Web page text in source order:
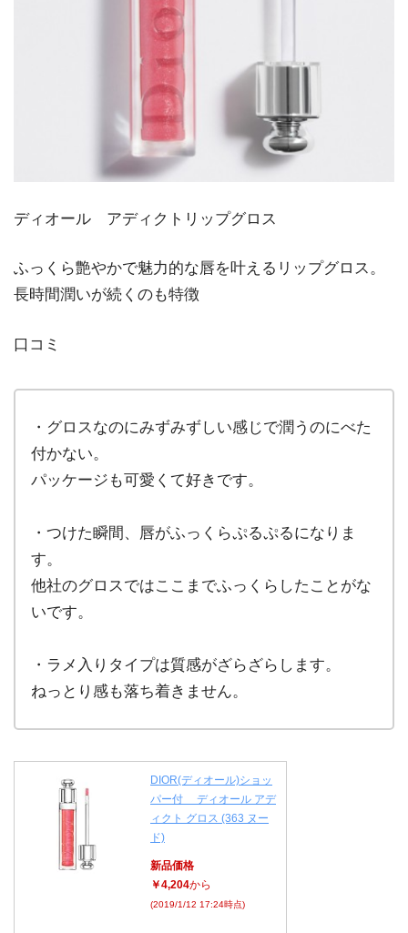
ディオール アディクトリップグロス
ふっくら艶やかで魅力的な唇を叶えるリップグロス。
長時間潤いが続くのも特徴
口コミ
・グロスなのにみずみずしい感じで潤うのにべた
付かない。
パッケージも可愛くて好きです。
・つけた瞬間、唇がふっくらぷるぷるになりま
す。
他社のグロスではここまでふっくらしたことがな
いです。
・ラメ入りタイプは質感がざらざらします。
ねっとり感も落ち着きません。
DIOR(ディオール)ショッ
パー付 ディオール アデ
ィクト グロス (363 ヌー
ド)
新品価格
￥4,204から
(2019/1/12 17:24時点)